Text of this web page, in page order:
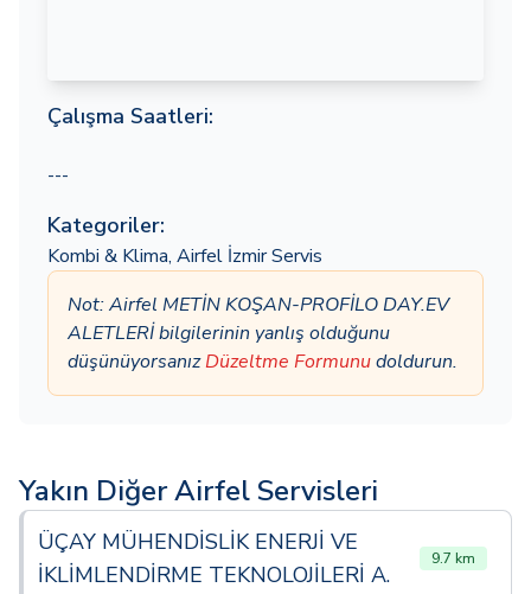
Çalışma Saatleri:
---
Kategoriler:
Kombi & Klima, Airfel İzmir Servis
Not: Airfel METİN KOŞAN-PROFİLO DAY.EV
ALETLERİ bilgilerinin yanlış olduğunu
düşünüyorsanızDüzeltme Formunudoldurun.
Yakın Diğer Airfel Servisleri
ÜÇAY MÜHENDİSLİK ENERJİ VE
İKLİMLENDİRME TEKNOLOJİLERİ A.
9.7 km